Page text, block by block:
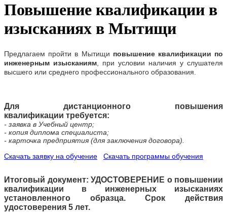
Повышение квалификации в
изысканиях в Мытищи
Предлагаем пройти в Мытищи повышение квалификации по
инженерным изысканиям , при условии наличия у слушателя
высшего или среднего профессионального образования.
Для дистанционного повышения
квалификации требуется:
- заявка в Учебный центр;
- копия диплома специалиста;
- карточка предприятия (для заключения договора).
Скачать заявку на обучение
Скачать программы обучения
Итоговый документ: УДОСТОВЕРЕНИЕ о повышении
квалификации в инженерных изысканиях
установленного образца. Срок действия
удостоверения 5 лет.